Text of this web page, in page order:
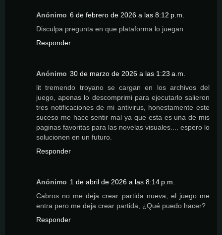
Anónimo 6 de febrero de 2026 a las 8:12 p.m.
Disculpa pregunta en que plataforma lo juegan
Responder
Anónimo 30 de marzo de 2026 a las 1:23 a.m.
lit tremendo troyano se cargan en los archivos del
juego, apenas lo descomprimi para ejecutarlo salieron
tres notificaciones de mi antivirus, honestamente este
suceso me hace sentir mal ya que esta es una de mis
paginas favoritas para las novelas visuales.... espero lo
solucionen en un futuro.
Responder
Anónimo 1 de abril de 2026 a las 8:14 p.m.
Cabros no me deja crear partida nueva, el juego me
entra pero me deja crear partida, ¿Qué puedo hacer?
Responder